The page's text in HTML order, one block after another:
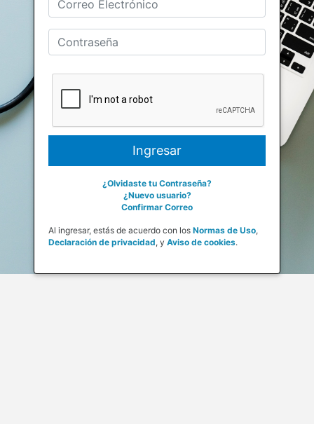
¿Olvidaste tu Contraseña?
¿Nuevo usuario?
Confirmar Correo
Al ingresar, estás de acuerdo con los Normas de Uso,
Declaración de privacidad, y Aviso de cookies.